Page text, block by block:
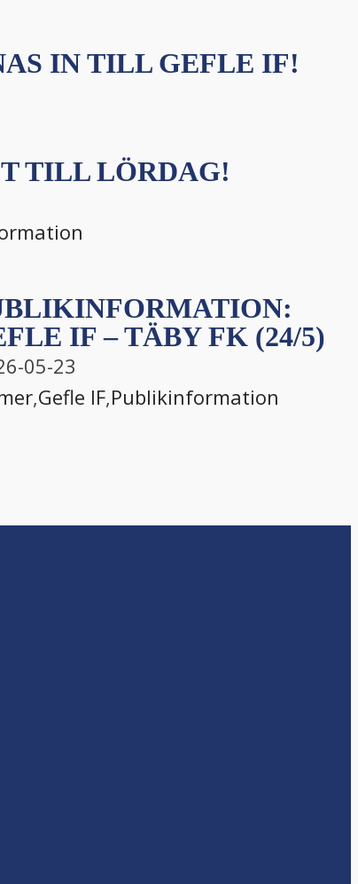
IN TILL GEFLE IF!
TILL LÖRDAG!
IF – TÄBY FK (24/5)
05-23
,Gefle IF,Publikinformation